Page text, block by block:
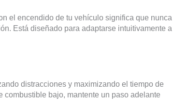
el encendido de tu vehículo significa que nunca
Está diseñado para adaptarse intuitivamente a
distracciones y maximizando el tiempo de
bajo, mantente un paso adelante